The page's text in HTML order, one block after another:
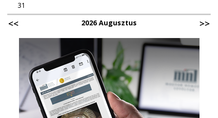
31
2026 Augusztus